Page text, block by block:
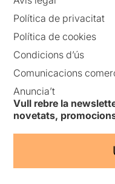
Política de privacitat
Política de cookies
Condicions d’ús
Comunicacions
Anuncia’t
Vull rebre la
novetats,